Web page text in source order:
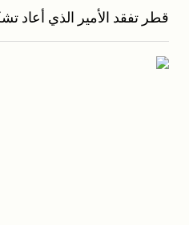
قطر تفقد الأمير الذي أعاد